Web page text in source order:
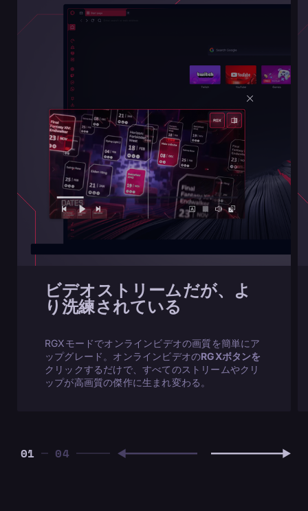
ビデオストリームだが、よ
り洗練されている
RGXモードでオンラインビデオの画質を簡単にア
ップグレード。オンラインビデオのRGXボタンを
クリックするだけで、すべてのストリームやクリ
ップが高画質の傑作に生まれ変わる。
01